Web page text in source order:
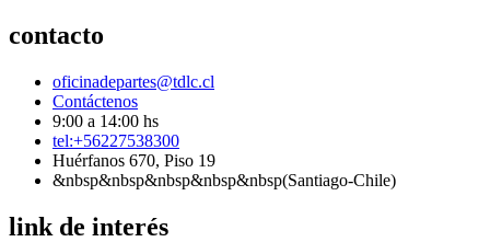
contacto
oficinadepartes@tdlc.cl
Contáctenos
9:00 a 14:00 hs
tel:+56227538300
Huérfanos 670, Piso 19
&nbsp&nbsp&nbsp&nbsp&nbsp(Santiago-Chile)
link de interés